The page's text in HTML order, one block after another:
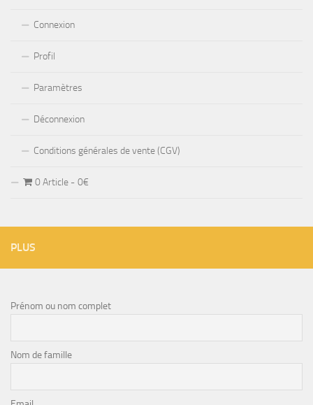
Connexion
Profil
Paramètres
Déconnexion
Conditions générales de vente (CGV)
0 Article 0€
PLUS
Prénom ou nom complet
Nom de famille